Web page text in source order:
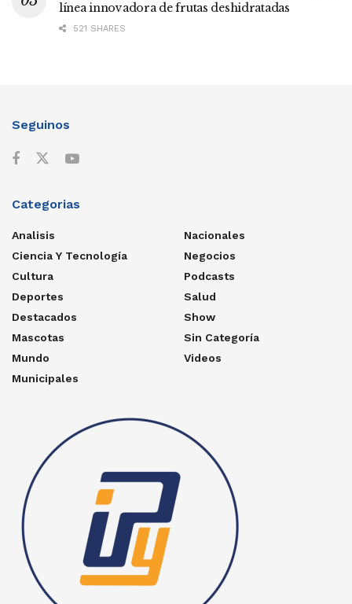
línea innovadora de frutas deshidratadas
521 SHARES
Seguinos
Categorias
Analisis
Ciencia Y Tecnología
Cultura
Deportes
Destacados
Mascotas
Mundo
Municipales
Nacionales
Negocios
Podcasts
Salud
Show
Sin Categoría
Videos